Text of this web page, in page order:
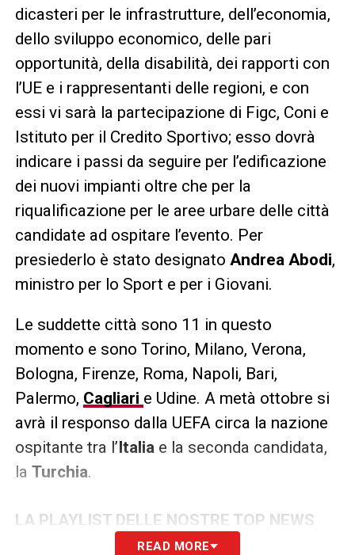
dicasteri per le infrastrutture, dell’economia,
dello sviluppo economico, delle pari
opportunità, della disabilità, dei rapporti con
l’UE e i rappresentanti delle regioni, e con
essi vi sarà la partecipazione di Figc, Coni e
Istituto per il Credito Sportivo; esso dovrà
indicare i passi da seguire per l’edificazione
dei nuovi impianti oltre che per la
riqualificazione per le aree urbare delle città
candidate ad ospitare l’evento. Per
presiederlo è stato designato Andrea Abodi,
ministro per lo Sport e per i Giovani.
Le suddette città sono 11 in questo
momento e sono Torino, Milano, Verona,
Bologna, Firenze, Roma, Napoli, Bari,
Palermo, Cagliari e Udine. A metà ottobre si
avrà il responso dalla UEFA circa la nazione
ospitante tra l’Italia e la seconda candidata,
la Turchia.
LA PLAYLIST DELLE NOSTRE TOP NEWS
READ MORE